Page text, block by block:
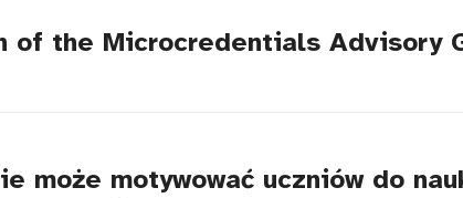
of the Microcredentials Advisory
może motywować uczniów do